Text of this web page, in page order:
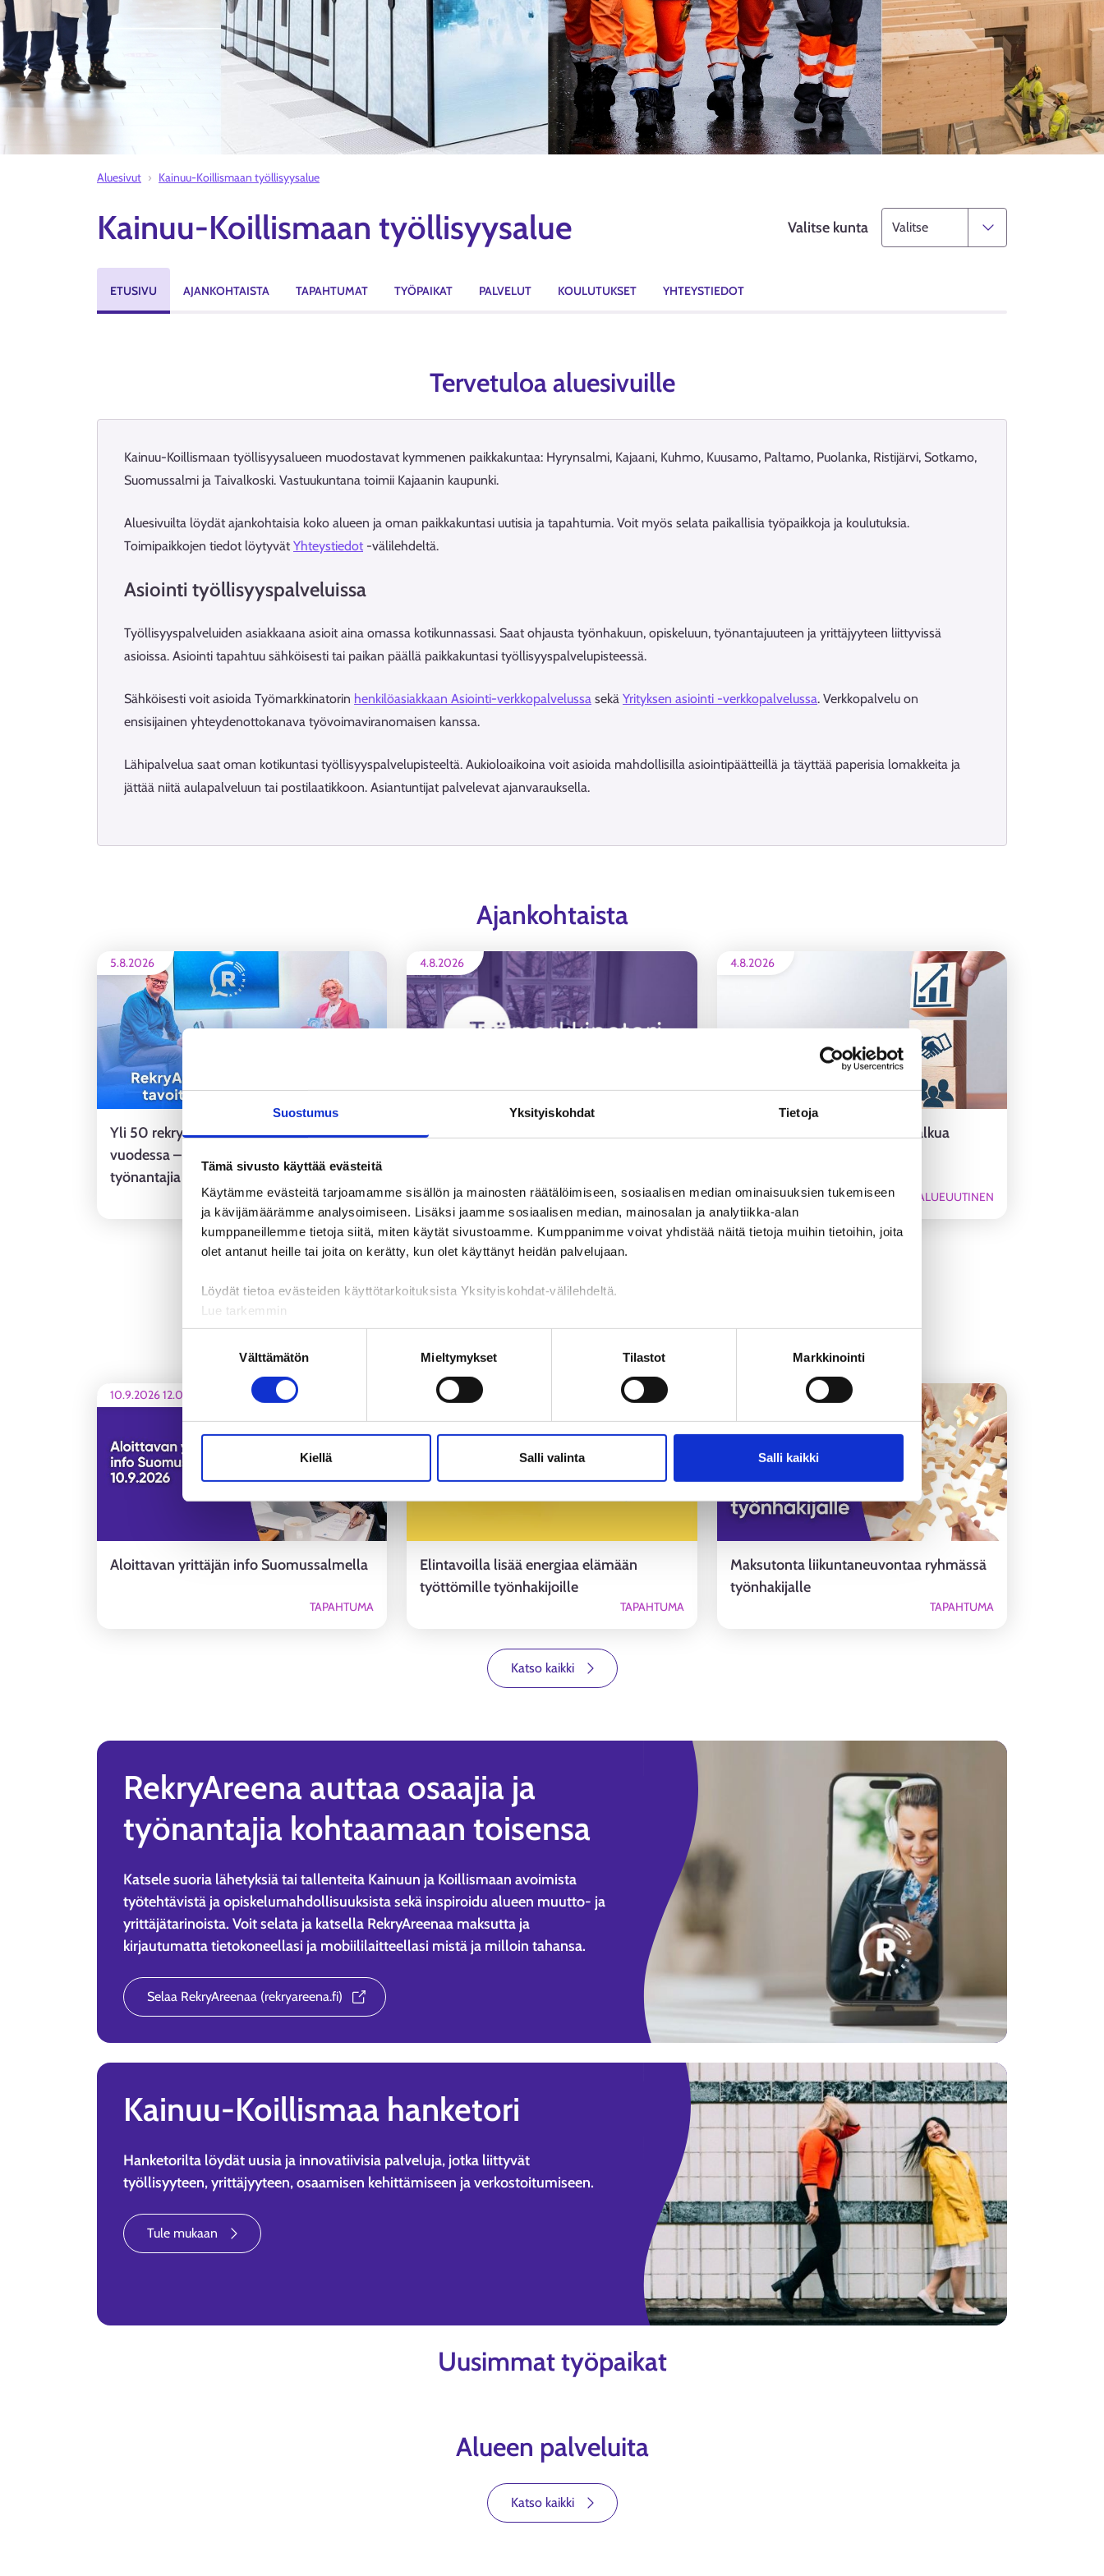
Suostumus Yksityiskohdat Tietoja
Tämä sivusto käyttää evästeitä
Käytämme evästeitä tarjoamamme sisällön ja mainosten räätälöimiseen, sosiaalisen median ominaisuuksien tukemiseen
ja kävijämäärämme analysoimiseen. Lisäksi jaamme sosiaalisen median, mainosalan ja analytiikka-alan
kumppaneillemme tietoja siitä, miten käytät sivustoamme. Kumppanimme voivat yhdistää näitä tietoja muihin tietoihin, joita
olet antanut heille tai joita on kerätty, kun olet käyttänyt heidän palvelujaan.
Löydät tietoa evästeiden käyttötarkoituksista Yksityiskohdat-välilehdeltä.
Lue tarkemmin
Evästeet
Tietosuoja ja henkilötietojen käsittely
Välttämätön Mieltymykset Tilastot Markkinointi
Kiellä Salli valinta Salli kaikki
Aluesivut Kainuu-Koillismaan työllisyysalue
Kainuu-Koillismaan työllisyysalue Valitse kunta
ETUSIVU AJANKOHTAISTA TAPAHTUMAT TYÖPAIKAT PALVELUT KOULUTUKSET YHTEYSTIEDOT
Tervetuloa aluesivuille
Kainuu-Koillismaan työllisyysalueen muodostavat kymmenen paikkakuntaa: Hyrynsalmi, Kajaani, Kuhmo, Kuusamo, Paltamo, Puolanka, Ristijärvi, Sotkamo,
Suomussalmi ja Taivalkoski. Vastuukuntana toimii Kajaanin kaupunki.
Aluesivuilta löydät ajankohtaisia koko alueen ja oman paikkakuntasi uutisia ja tapahtumia. Voit myös selata paikallisia työpaikkoja ja koulutuksia.
Toimipaikkojen tiedot löytyvät Yhteystiedot -välilehdeltä.
Asiointi työllisyyspalveluissa
Työllisyyspalveluiden asiakkaana asioit aina omassa kotikunnassasi. Saat ohjausta työnhakuun, opiskeluun, työnantajuuteen ja yrittäjyyteen liittyvissä
asioissa. Asiointi tapahtuu sähköisesti tai paikan päällä paikkakuntasi työllisyyspalvelupisteessä.
Sähköisesti voit asioida Työmarkkinatorin henkilöasiakkaan Asiointi-verkkopalvelussa sekä Yrityksen asiointi -verkkopalvelussa. Verkkopalvelu on
ensisijainen yhteydenottokanava työvoimaviranomaisen kanssa.
Lähipalvelua saat oman kotikuntasi työllisyyspalvelupisteeltä. Aukioloaikoina voit asioida mahdollisilla asiointipäätteillä ja täyttää paperisia lomakkeita ja
jättää niitä aulapalveluun tai postilaatikkoon. Asiantuntijat palvelevat ajanvarauksella.
Ajankohtaista
5.8.2026
Yli 50 rekrytointilähetystä reilussa
vuodessa – RekryAreena auttaa
työnantajia tavoittamaan oikeat osaajat
ALUEUUTINEN
4.8.2026
Työnhakuprofiili tulee osaksi työnhakua
ALUEUUTINEN
4.8.2026
Starttiraha tukee yrittäjyyden alkua
ALUEUUTINEN
Katso kaikki
Tapahtumat
10.9.2026 12.00
Aloittavan yrittäjän info Suomussalmella
TAPAHTUMA
4.8.- 29.9.2026
Elintavoilla lisää energiaa elämään
työttömille työnhakijoille
TAPAHTUMA
6.10.2026
Maksutonta liikuntaneuvontaa ryhmässä
työnhakijalle
TAPAHTUMA
Katso kaikki
RekryAreena auttaa osaajia ja
työnantajia kohtaamaan toisensa
Katsele suoria lähetyksiä tai tallenteita Kainuun ja Koillismaan avoimista
työtehtävistä ja opiskelumahdollisuuksista sekä inspiroidu alueen muutto- ja
yrittäjätarinoista. Voit selata ja katsella RekryAreenaa maksutta ja
kirjautumatta tietokoneellasi ja mobiililaitteellasi mistä ja milloin tahansa.
Selaa RekryAreenaa (rekryareena.fi)
Kainuu-Koillismaa hanketori
Hanketorilta löydät uusia ja innovatiivisia palveluja, jotka liittyvät
työllisyyteen, yrittäjyyteen, osaamisen kehittämiseen ja verkostoitumiseen.
Tule mukaan
Uusimmat työpaikat
Alueen palveluita
Katso kaikki